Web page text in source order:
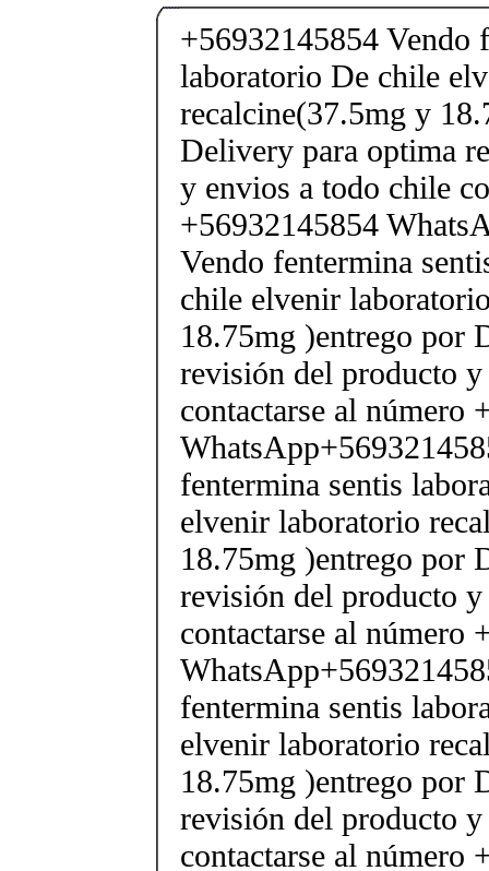
+56932145854 Vendo
laboratorio De chile
recalcine(37.5mg y
Delivery para optima
y envios a todo chile
+56932145854
Vendo fentermina
chile elvenir
18.75mg )entrego por
revisión del producto
contactarse al número
fentermina sentis
elvenir laboratorio
18.75mg )entrego por
revisión del producto
contactarse al número
fentermina sentis
elvenir laboratorio
18.75mg )entrego por
revisión del producto
contactarse al número